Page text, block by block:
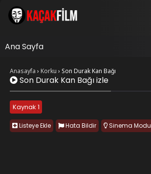
Ana Sayfa
Anasayfa › Korku › Son Durak Kan Bağı
Son Durak Kan Bağı izle
Kaynak 1
Listeye Ekle Hata Bildir Sinema Modu